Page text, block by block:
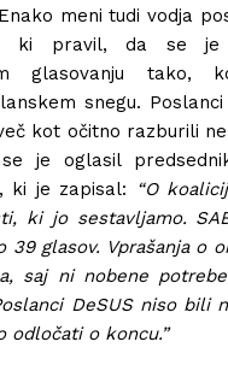
meni tudi vodja
ki pravil, da se je
glasovanju
snegu.
kot očitno razburili
je oglasil
ki je zapisal:
“O
ki jo sestavljamo.
39 glasov. Vprašanja o
saj ni nobene
DeSUS niso bili
odločati o koncu.”